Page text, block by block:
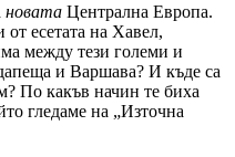
новата Централна Европа.
от есетата на Хавел,
между тези големи и
и Варшава? И къде са
По какъв начин те биха
гледаме на „Източна